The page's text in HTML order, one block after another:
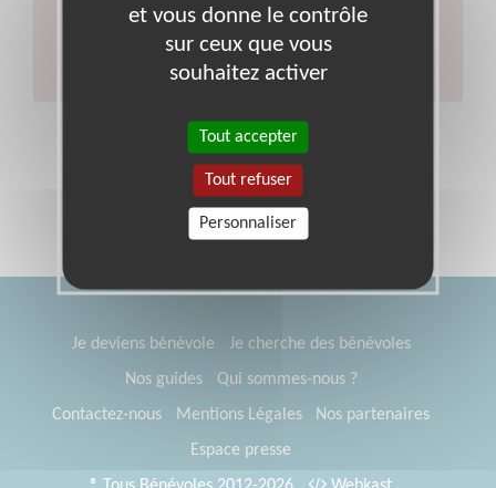
Veuillez indiquer moins de critères et/ou remplacer
votre code postal par celui de votre département.
Effectuer une nouvelle recherche
Je deviens bénévole
Je cherche des bénévoles
Nos guides
Qui sommes-nous ?
Contactez-nous
Mentions Légales
Nos partenaires
Espace presse
et vous donne le contrôle
sur ceux que vous
souhaitez activer
Tout accepter
Tout refuser
Personnaliser